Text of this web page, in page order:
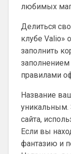
любимых
Делиться
клубе Valio»
заполнить
правилами
Название
уникальным.
сайта,
Если вы
фантазию и